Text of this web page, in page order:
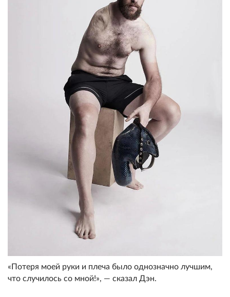
«Потеря моей руки и плеча было однозначно лучшим,
что случилось со мной!», — сказал Дэн.